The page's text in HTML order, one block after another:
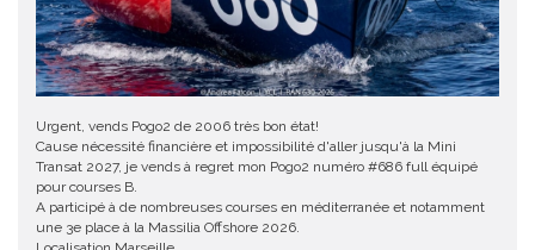
Urgent, vends Pogo2 de 2006 très bon état!
Cause nécessité financière et impossibilité d'aller jusqu'à la Mini
Transat 2027, je vends à regret mon Pogo2 numéro #686 full équipé
pour courses B.
A participé à de nombreuses courses en méditerranée et notamment
une 3e place à la Massilia Offshore 2026.